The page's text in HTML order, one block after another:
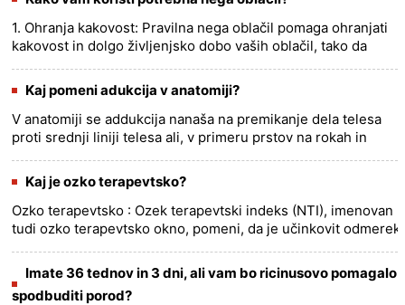
1. Ohranja kakovost: Pravilna nega oblačil pomaga ohranjati
kakovost in dolgo življenjsko dobo vaših oblačil, tako da
moče......
more >>
Kaj pomeni adukcija v anatomiji?
V anatomiji se addukcija nanaša na premikanje dela telesa
proti srednji liniji telesa ali, v primeru prstov na rokah in
abd......
more >>
Kaj je ozko terapevtsko?
Ozko terapevtsko : Ozek terapevtski indeks (NTI), imenovan
tudi ozko terapevtsko okno, pomeni, da je učinkovit odmerek
......
more >>
Imate 36 tednov in 3 dni, ali vam bo ricinusovo pomagalo
spodbuditi porod?